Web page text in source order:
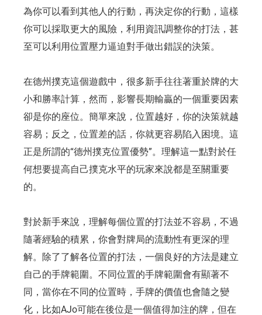
為你可以看到其他人的行動，再決定你的行動，這樣
你可以採取更大的風險，利用資訊調整你的打法，甚
至可以利用位置壓力逼迫對手做出錯誤的決策。
在德州撲克這個遊戲中，很多新手往往著重於牌的大
小和勝率計算，然而，影響長期輸贏的一個重要因素
卻是你的座位。簡單來說，位置越好，你的決策就越
容易；反之，位置差的話，你就更容易陷入困境。這
正是所謂的“德州撲克位置優勢”。理解這一點對於任
何想要提高自己撲克水平的玩家來說都是至關重要
的。
對於新手來說，理解每個位置的打法並不容易，不過
隨著經驗的積累，你會對牌局的流動性有更深的理
解。除了了解各位置的打法，一個良好的方法是建立
自己的手牌範圍。不同位置的手牌範圍會有顯著不
同，當你在不同的位置時，手牌的價值也會隨之變
化，比如AJo可能在後位是一個值得加注的牌，但在